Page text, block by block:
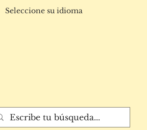
Seleccione su idioma